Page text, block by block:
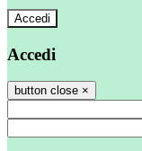
Accedi
Accedi
button close ×